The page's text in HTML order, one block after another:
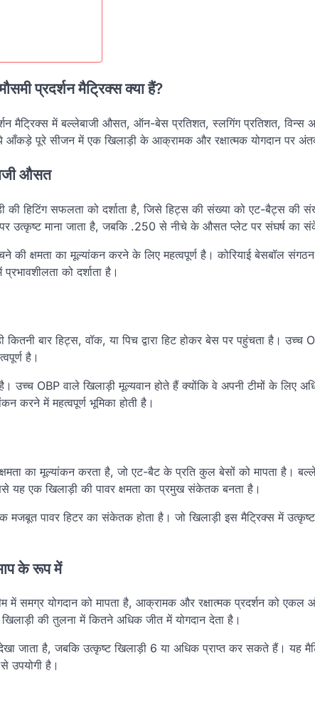
प्रदर्शन मैट्रिक्स क्या हैं?
मैट्रिक्स में बल्लेबाजी औसत, ऑन-बेस प्रतिशत, स्लगिंग प्रतिशत, विन्स
पूरे सीजन में एक खिलाड़ी के आक्रामक और रक्षात्मक योगदान पर
औसत
हिटिंग सफलता को दर्शाता है, जिसे हिट्स की संख्या को एट-बैट्स की
उत्कृष्ट माना जाता है, जबकि .250 से नीचे के औसत प्लेट पर संघर्ष का
की क्षमता का मूल्यांकन करने के लिए महत्वपूर्ण है। कोरियाई बेसबॉल
को दर्शाता है।
बार हिट्स, वॉक, या पिच द्वारा हिट होकर बेस पर पहुंचता है। उच्च
है।
OBP वाले खिलाड़ी मूल्यवान होते हैं क्योंकि वे अपनी टीमों के लिए
करने में महत्वपूर्ण भूमिका होती है।
का मूल्यांकन करता है, जो एट-बैट के प्रति कुल बेसों को मापता है।
यह एक खिलाड़ी की पावर क्षमता का प्रमुख संकेतक बनता है।
पावर हिटर का संकेतक होता है। जो खिलाड़ी इस मैट्रिक्स में
के रूप में
में समग्र योगदान को मापता है, आक्रामक और रक्षात्मक प्रदर्शन को
की तुलना में कितने अधिक जीत में योगदान देता है।
है, जबकि उत्कृष्ट खिलाड़ी 6 या अधिक प्राप्त कर सकते हैं। यह
उपयोगी है।